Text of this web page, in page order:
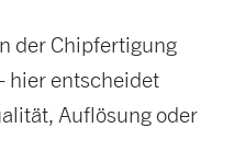
der Chipfertigung
hier entscheidet
Auflösung oder